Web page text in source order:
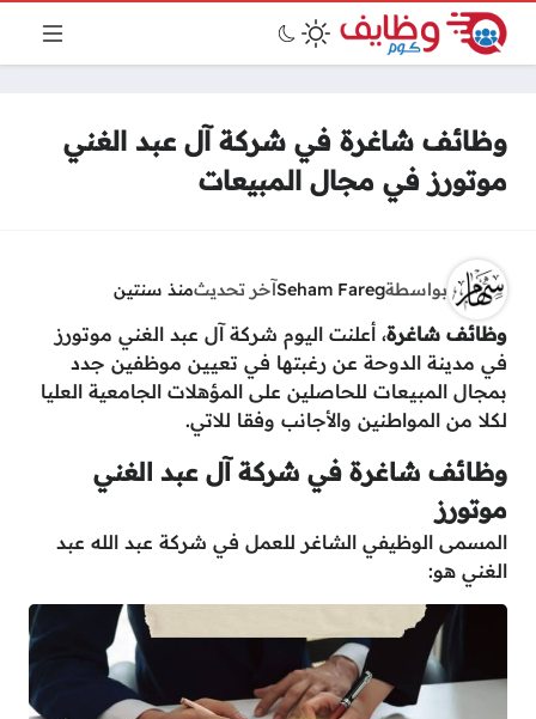
وظائف شاغرة في شركة آل عبد الغني
موتورز في مجال المبيعات
بواسطةSeham Faregآخر تحديثمنذ سنتين
وظائف شاغرة، أعلنت اليوم شركة آل عبد الغني موتورز
في مدينة الدوحة عن رغبتها في تعيين موظفين جدد
بمجال المبيعات للحاصلين على المؤهلات الجامعية العليا
لكلا من المواطنين والأجانب وفقا للاتي.
وظائف شاغرة في شركة آل عبد الغني
موتورز
المسمى الوظيفي الشاغر للعمل في شركة عبد الله عبد
الغني هو: